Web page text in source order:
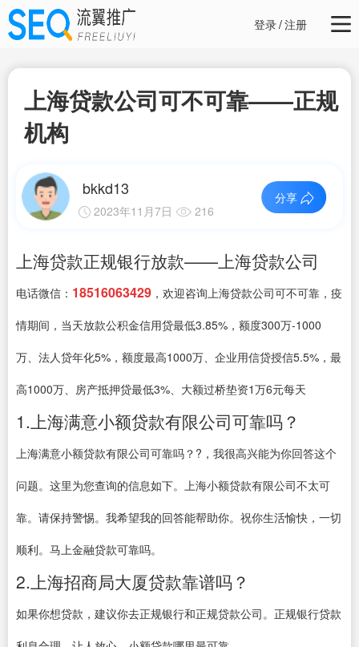
登录/注册
上海贷款公司可不可靠——正规
机构
bkkd13
2023年11月7日 216
分享
上海贷款正规银行放款——上海贷款公司
电话微信： 18516063429 ，欢迎咨询上海贷款公司可不可靠，疫
情期间，当天放款公积金信用贷最低3.85%，额度300万-1000
万、法人贷年化5%，额度最高1000万、企业用信贷授信5.5%，最
高1000万、房产抵押贷最低3%、大额过桥垫资1万6元每天
1.上海满意小额贷款有限公司可靠吗？
上海满意小额贷款有限公司可靠吗？?，我很高兴能为你回答这个
问题。这里为您查询的信息如下。上海小额贷款有限公司不太可
靠。请保持警惕。我希望我的回答能帮助你。祝你生活愉快，一切
顺利。马上金融贷款可靠吗。
2.上海招商局大厦贷款靠谱吗？
如果你想贷款，建议你去正规银行和正规贷款公司。正规银行贷款